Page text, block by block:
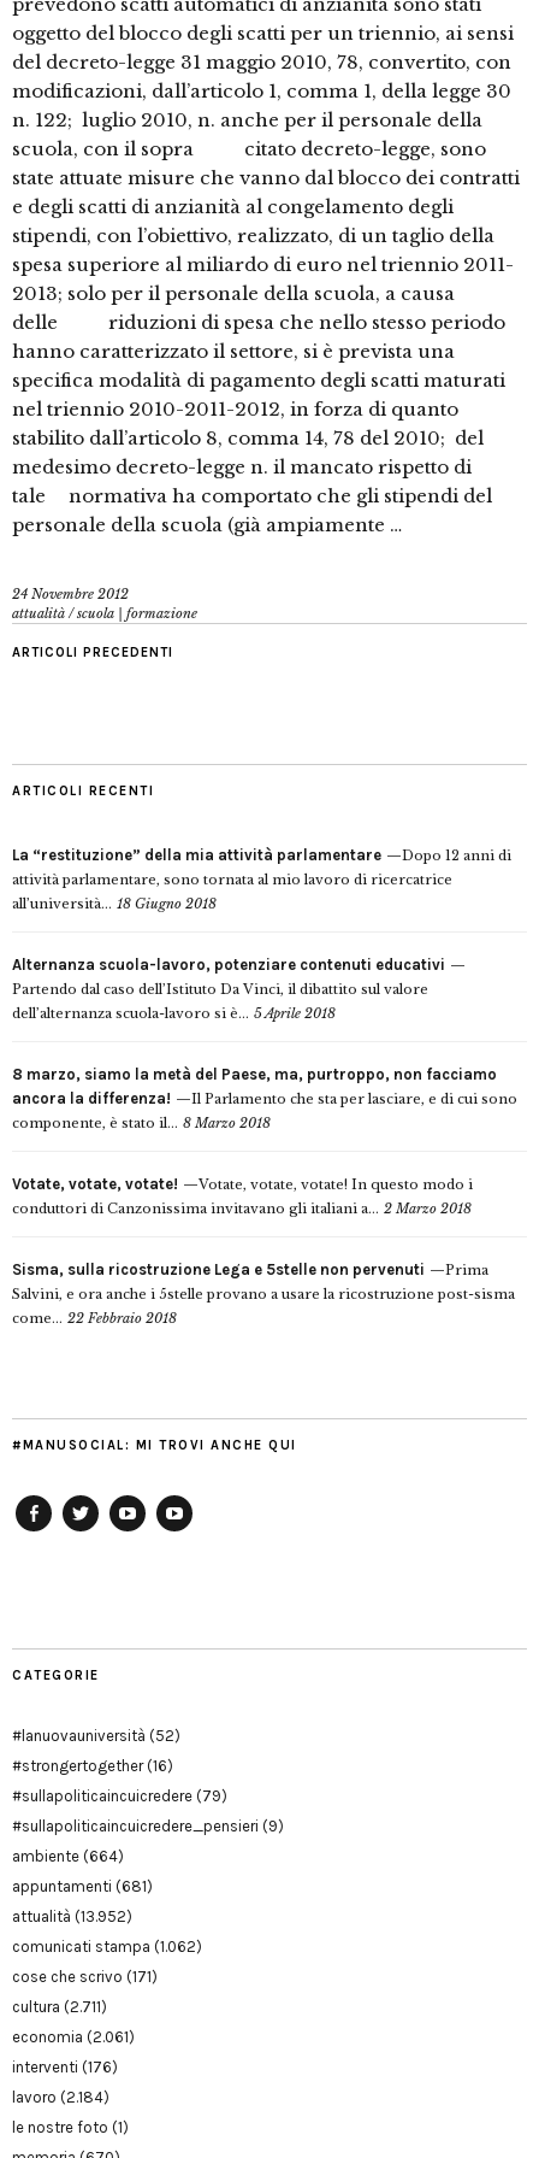
prevedono scatti automatici di anzianità sono stati
oggetto del blocco degli scatti per un triennio, ai sensi
del decreto-legge 31 maggio 2010, 78, convertito, con
modificazioni, dall’articolo 1, comma 1, della legge 30
n. 122; luglio 2010, n. anche per il personale della
scuola, con il sopra citato decreto-legge, sono
state attuate misure che vanno dal blocco dei contratti
e degli scatti di anzianità al congelamento degli
stipendi, con l’obiettivo, realizzato, di un taglio della
spesa superiore al miliardo di euro nel triennio 2011-
2013; solo per il personale della scuola, a causa
delle riduzioni di spesa che nello stesso periodo
hanno caratterizzato il settore, si è prevista una
specifica modalità di pagamento degli scatti maturati
nel triennio 2010-2011-2012, in forza di quanto
stabilito dall’articolo 8, comma 14, 78 del 2010; del
medesimo decreto-legge n. il mancato rispetto di
tale normativa ha comportato che gli stipendi del
personale della scuola (già ampiamente …
24 Novembre 2012
attualità /scuola | formazione
ARTICOLI PRECEDENTI
ARTICOLI RECENTI
La “restituzione” della mia attività parlamentare
Dopo 12 anni di
attività parlamentare, sono tornata al mio lavoro di ricercatrice
all’università... 18 Giugno 2018
Alternanza scuola-lavoro, potenziare contenuti educativi
Partendo dal caso dell’Istituto Da Vinci, il dibattito sul valore
dell’alternanza scuola-lavoro si è... 5 Aprile 2018
8 marzo, siamo la metà del Paese, ma, purtroppo, non facciamo
ancora la differenza!
Il Parlamento che sta per lasciare, e di cui sono
componente, è stato il... 8 Marzo 2018
Votate, votate, votate!
Votate, votate, votate! In questo modo i
conduttori di Canzonissima invitavano gli italiani a... 2 Marzo 2018
Sisma, sulla ricostruzione Lega e 5stelle non pervenuti
Prima
Salvini, e ora anche i 5stelle provano a usare la ricostruzione post-sisma
come... 22 Febbraio 2018
#MANUSOCIAL: MI TROVI ANCHE QUI
CATEGORIE
#lanuovauniversità (52)
#strongertogether(16)
#sullapoliticaincuicredere (79)
#sullapoliticaincuicredere_pensieri (9)
ambiente (664)
appuntamenti (681)
attualità (13.952)
comunicati stampa (1.062)
cose che scrivo (171)
cultura (2.711)
economia (2.061)
interventi (176)
lavoro (2.184)
le nostre foto (1)